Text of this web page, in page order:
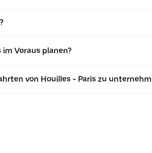
Voraus planen?
von Houilles - Paris zu